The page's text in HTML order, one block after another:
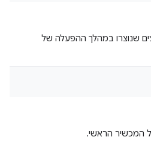
שנוצרו במהלך ההפעלה של
המכשיר הראשי.